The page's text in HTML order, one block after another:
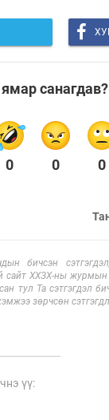
санагдав?
0 0 0
бичсэн
сайт ХХЗХ-ны журмын
тул Та сэтгэгдэл
зөрчсөн